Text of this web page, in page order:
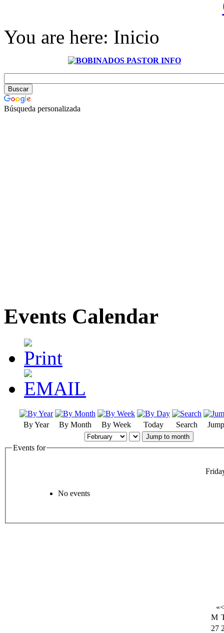
You are here: Inicio
Búsqueda personalizada
Events Calendar
By Year By Month By Week Today Search
Jump to month
Events for
No events
«<
M
27